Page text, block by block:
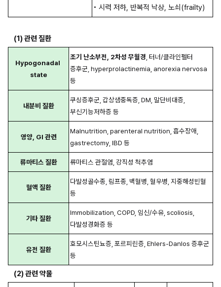
• 시력 저하, 반복적 낙상, 노쇠(frailty)
(1) 관련 질환
Hypogonadal
state
조기 난소부전, 2차성 무월경 , 터너/클라인펠터
증후군, hyperprolactinemia, anorexia nervosa
등
내분비 질환
쿠싱증후군, 갑상샘중독증, DM, 말단비대증,
부신기능저하증 등
영양, GI 관련
Malnutrition, parenteral nutrition, 흡수장애,
gastrectomy, IBD 등
류마티스 질환 류마티스 관절염, 강직성 척추염
혈액 질환
다발성골수종, 림프종, 백혈병, 혈우병, 지중해성빈혈
등
기타 질환
Immobilization, COPD, 임신/수유, scoliosis,
다발성경화증 등
유전 질환
호모시스틴뇨증, 포르피린증, Ehlers-Danlos 증후군
등
(2) 관련 약물